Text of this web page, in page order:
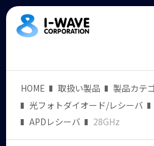
HOME 取扱い製品
製品カテ
光フォトダイオード/レシーバ
APDレシーバ
28GHz